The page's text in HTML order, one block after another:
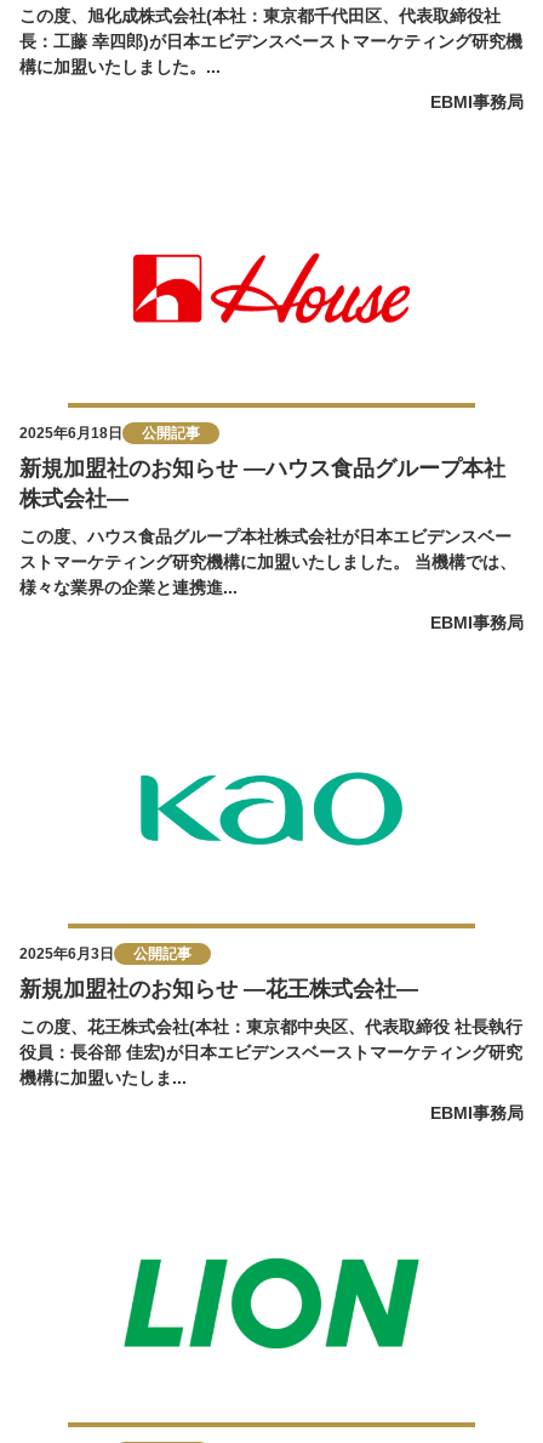
この度、旭化成株式会社(本社：東京都千代田区、代表取締役社
長：工藤 幸四郎)が日本エビデンスベーストマーケティング研究機
構に加盟いたしました。...
EBMI事務局
2025年6月18日 公開記事
新規加盟社のお知らせ ―ハウス食品グループ本社
株式会社―
この度、ハウス食品グループ本社株式会社が日本エビデンスベー
ストマーケティング研究機構に加盟いたしました。 当機構では、
様々な業界の企業と連携進...
EBMI事務局
2025年6月3日 公開記事
新規加盟社のお知らせ ―花王株式会社―
この度、花王株式会社(本社：東京都中央区、代表取締役 社長執行
役員：長谷部 佳宏)が日本エビデンスベーストマーケティング研究
機構に加盟いたしま...
EBMI事務局